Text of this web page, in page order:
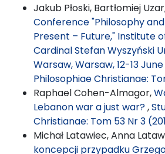
Jakub Płoski, Bartłomiej
Conference "Philosophy
Present – Future," Institute
Cardinal Stefan Wyszyński
Warsaw, Warsaw, 12-13
Philosophiae Christianae:
Raphael Cohen-Almagor,
Lebanon war a just war?,
Christianae: Tom 53 Nr 3
Michał Latawiec, Anna
koncepcji przypadku